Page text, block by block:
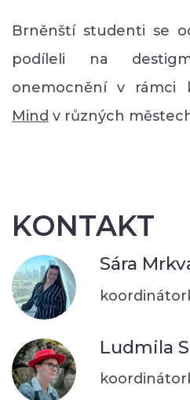
Brněnští studenti se
podíleli na
onemocnění v rámci
Mind v různých
KONTAKT
Sára
Ludmila